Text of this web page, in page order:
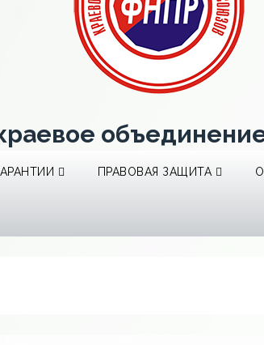
ПРАВОВАЯ ЗАЩИТА